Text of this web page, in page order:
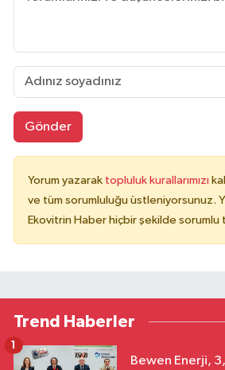
Gönder
Yorum yazarak topluluk kurallarımızı
ve tüm sorumluluğu üstleniyorsunuz.
Ekovitrin Haber hiçbir şekilde sorumlu
Trend Haberler
Bewen Enerji,
1